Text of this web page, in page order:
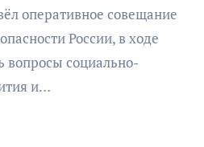
оперативное совещание
России, в ходе
вопросы социально-
и…